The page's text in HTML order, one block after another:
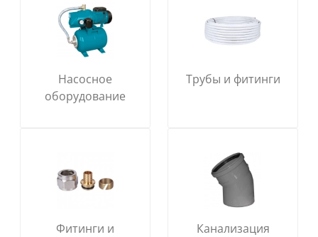
Насосное
оборудование
Трубы и фитинги
Фитинги и
Канализация